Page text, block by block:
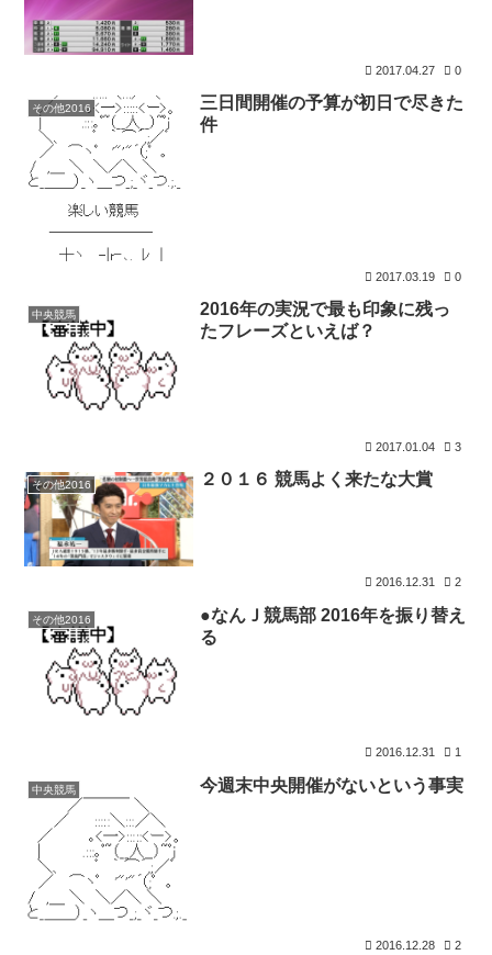
2017.04.27 0
その他2016
三日間開催の予算が初日で尽きた
件
2017.03.19 0
中央競馬
2016年の実況で最も印象に残っ
たフレーズといえば？
2017.01.04 3
その他2016 ２０１６ 競馬よく来たな大賞
2016.12.31 2
その他2016
●なんＪ競馬部 2016年を振り替え
る
2016.12.31 1
中央競馬 今週末中央開催がないという事実
2016.12.28 2